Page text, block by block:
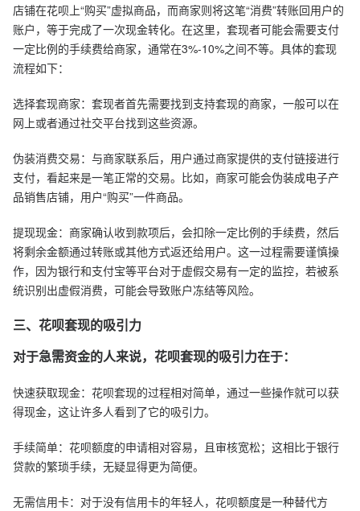
店铺在花呗上“购买”虚拟商品，而商家则将这笔“消费”转账回用户的
账户，等于完成了一次现金转化。在这里，套现者可能会需要支付
一定比例的手续费给商家，通常在3%-10%之间不等。具体的套现
流程如下：
选择套现商家：套现者首先需要找到支持套现的商家，一般可以在
网上或者通过社交平台找到这些资源。
伪装消费交易：与商家联系后，用户通过商家提供的支付链接进行
支付，看起来是一笔正常的交易。比如，商家可能会伪装成电子产
品销售店铺，用户“购买”一件商品。
提现现金：商家确认收到款项后，会扣除一定比例的手续费，然后
将剩余金额通过转账或其他方式返还给用户。这一过程需要谨慎操
作，因为银行和支付宝等平台对于虚假交易有一定的监控，若被系
统识别出虚假消费，可能会导致账户冻结等风险。
三、花呗套现的吸引力
对于急需资金的人来说，花呗套现的吸引力在于：
快速获取现金：花呗套现的过程相对简单，通过一些操作就可以获
得现金，这让许多人看到了它的吸引力。
手续简单：花呗额度的申请相对容易，且审核宽松；这相比于银行
贷款的繁琐手续，无疑显得更为简便。
无需信用卡：对于没有信用卡的年轻人，花呗额度是一种替代方